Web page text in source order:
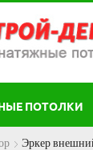
ПОТОЛКИ
Эркер